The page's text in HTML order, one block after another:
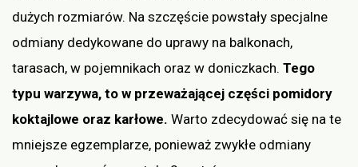
dużych rozmiarów. Na szczęście powstały specjalne
odmiany dedykowane do uprawy na balkonach,
tarasach, w pojemnikach oraz w doniczkach. Tego
typu warzywa, to w przeważającej części pomidory
koktajlowe oraz karłowe. Warto zdecydować się na te
mniejsze egzemplarze, ponieważ zwykłe odmiany